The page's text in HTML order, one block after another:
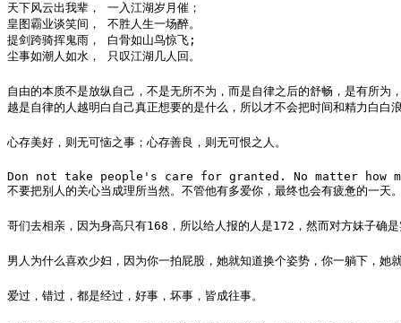
天下风云出我辈， 一入江湖岁月催；
皇图霸业谈笑间， 不胜人生一场醉。
提剑跨骑挥鬼雨， 白骨如山鸟惊飞;
尘事如潮人如水， 只叹江湖几人回。
自由的本质不是放纵自己，不是无所不为，而是自律之后的舒畅，是有所为
越是自律的人越明白自己真正想要的是什么，所以才不会把时间和精力白
心存美好，则无可恼之事；心存善良，则无可恨之人。 ​​​​
Don not take people's care for granted. No matter
不要把别人的关心当成理所当然。不管他有多爱你，最终也会有疲惫的一天
哥们去相亲，因为身高只有168，所以给人报的人是172，然而对方妹子确
男人为什么喜欢少妇，因为你一拍屁股，她就知道换个姿势，你一躺下，
爱过，错过，都是经过，好事，坏事，皆成往事。